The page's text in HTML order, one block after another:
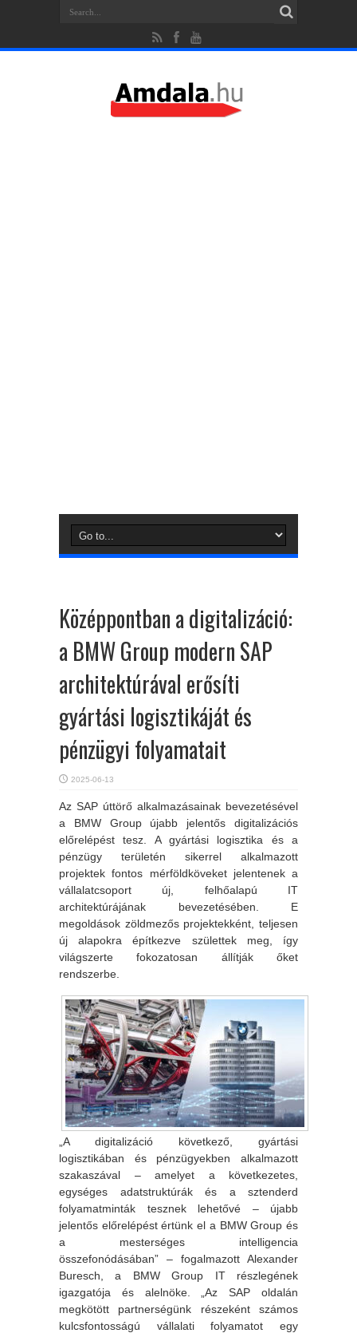
Középpontban a digitalizáció:
a BMW Group modern SAP
architektúrával erősíti
gyártási logisztikáját és
pénzügyi folyamatait
2025-06-13
Az SAP úttörő alkalmazásainak bevezetésével
a BMW Group újabb jelentős digitalizációs
előrelépést tesz. A gyártási logisztika és a
pénzügy területén sikerrel alkalmazott
projektek fontos mérföldköveket jelentenek a
vállalatcsoport új, felhőalapú IT
architektúrájának bevezetésében. E
megoldások zöldmezős projektekként, teljesen
új alapokra építkezve születtek meg, így
világszerte fokozatosan állítják őket
rendszerbe.
„A digitalizáció következő, gyártási
logisztikában és pénzügyekben alkalmazott
szakaszával – amelyet a következetes,
egységes adatstruktúrák és a sztenderd
folyamatminták tesznek lehetővé – újabb
jelentős előrelépést értünk el a BMW Group és
a mesterséges intelligencia
összefonódásában” – fogalmazott Alexander
Buresch, a BMW Group IT részlegének
igazgatója és alelnöke. „Az SAP oldalán
megkötött partnerségünk részeként számos
kulcsfontosságú vállalati folyamatot egy